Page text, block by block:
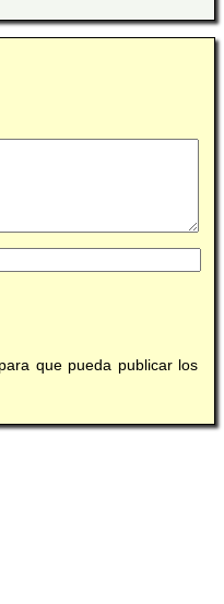
que pueda publicar los